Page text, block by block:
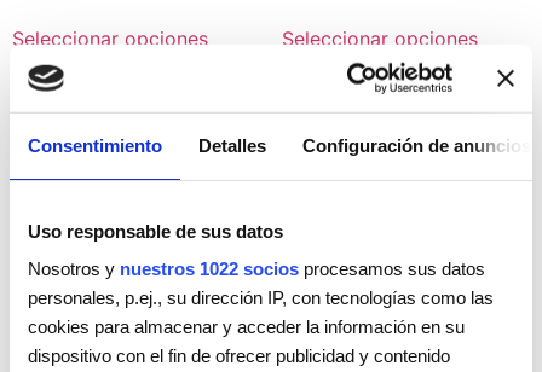
Consentimiento Detalles Configuración de anuncios
Uso responsable de sus datos
Nosotros y nuestros 1022 socios procesamos sus datos
personales, p.ej., su dirección IP, con tecnologías como las
cookies para almacenar y acceder la información en su
dispositivo con el fin de ofrecer publicidad y contenido
Seleccionar opciones Seleccionar opciones